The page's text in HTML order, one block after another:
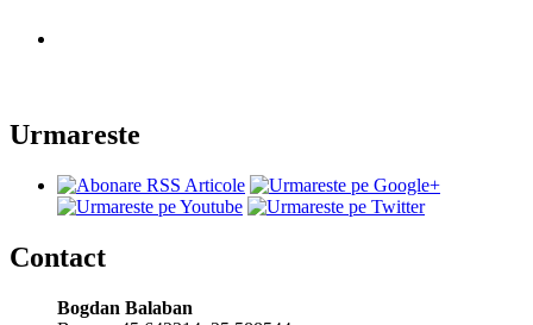
Urmareste
Contact
Bogdan Balaban